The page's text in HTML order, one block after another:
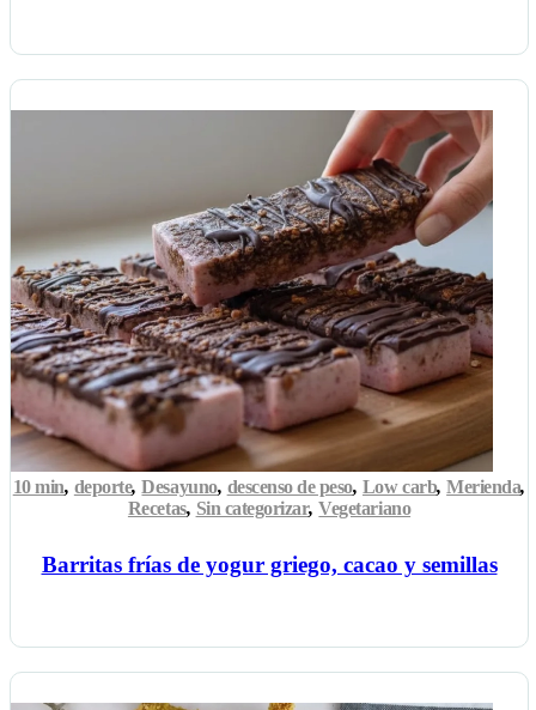
Barritas frías de yogur griego, cacao y semillas
10 min, deporte,Desayuno, descenso de peso, Low carb,Merienda,
Recetas, Sin categorizar,Vegetariano